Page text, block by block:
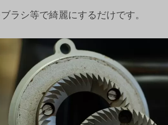
ラシ等で綺麗にするだけです。